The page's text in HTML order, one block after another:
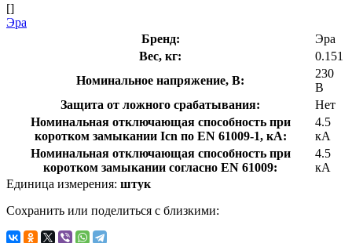
[]
Эра
Бренд:
Эра
Вес, кг:
0.151
Номинальное напряжение, В:
230
В
Защита от ложного срабатывания:
Нет
Номинальная отключающая способность при
коротком замыкании Icn по EN 61009-1, кА:
4.5
кА
Номинальная отключающая способность при
коротком замыкании согласно EN 61009:
4.5
кА
Единица измерения: штук
Сохранить или поделиться с близкими: